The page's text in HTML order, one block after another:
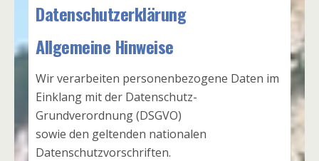
Datenschutzerklärung
Allgemeine Hinweise
Wir verarbeiten personenbezogene Daten im
Einklang mit der Datenschutz-
Grundverordnung (DSGVO)
sowie den geltenden nationalen
Datenschutzvorschriften.